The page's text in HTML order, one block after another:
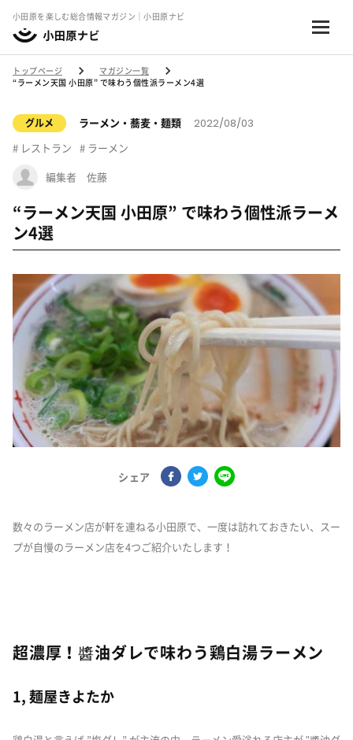
小田原を楽しむ総合情報マガジン｜小田原ナビ
トップページ
マガジン一覧
“ラーメン天国 小田原” で味わう個性派ラーメン4選
グルメ ラーメン・蕎麦・麺類 2022/08/03
レストラン ラーメン
編集者 佐藤
“ラーメン天国 小田原” で味わう個性派ラーメ
ン4選
シェア
数々のラーメン店が軒を連ねる小田原で、一度は訪れておきたい、スー
プが自慢のラーメン店を4つご紹介いたします！
超濃厚！醬油ダレで味わう鶏白湯ラーメン
1, 麺屋きよたか